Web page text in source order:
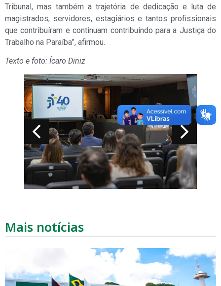
Tribunal, mas também a trajetória de dedicação e luta de
magistrados, servidores, estagiários e tantos profissionais
que contribuíram e continuam contribuindo para a Justiça do
Trabalho na Paraíba”, afirmou.
Texto e foto: Ícaro Diniz
Mais notícias